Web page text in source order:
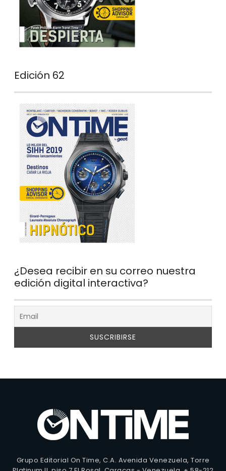
Edición 62
¿Desea recibir en su correo nuestra
edición digital interactiva?
Grupo Editorial On Time, C.A. Avenida Venezuela, Torre